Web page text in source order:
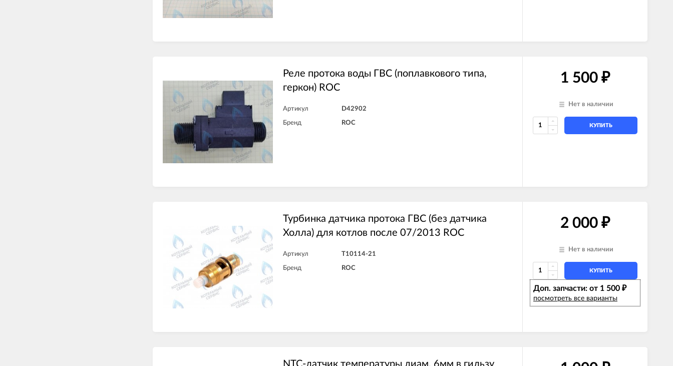
Реле протока воды ГВС (поплавкового типа,
геркон) ROC
Артикул D42902
Бренд ROC
1 500 ₽
Нет в наличии
КУПИТЬ
Турбинка датчика протока ГВС (без датчика
Холла) для котлов после 07/2013 ROC
Артикул T10114-21
Бренд ROC
2 000 ₽
Нет в наличии
КУПИТЬ
Доп. запчасти: от 1 500 ₽
посмотреть все варианты